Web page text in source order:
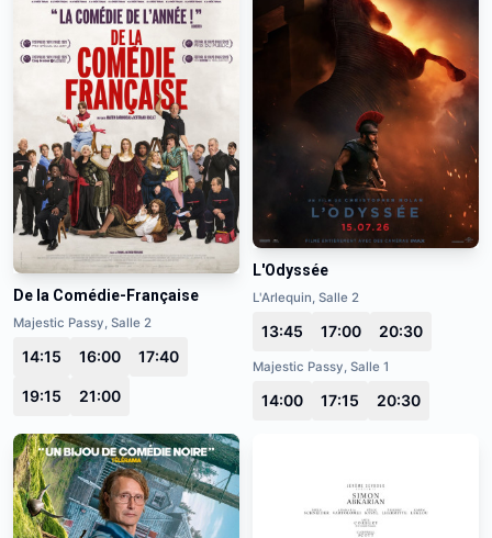
De la Comédie-Française
Majestic Passy, Salle 2
14:15 16:00 17:40
19:15 21:00
L'Odyssée
L'Arlequin, Salle 2
13:45 17:00 20:30
Majestic Passy, Salle 1
14:00 17:15 20:30